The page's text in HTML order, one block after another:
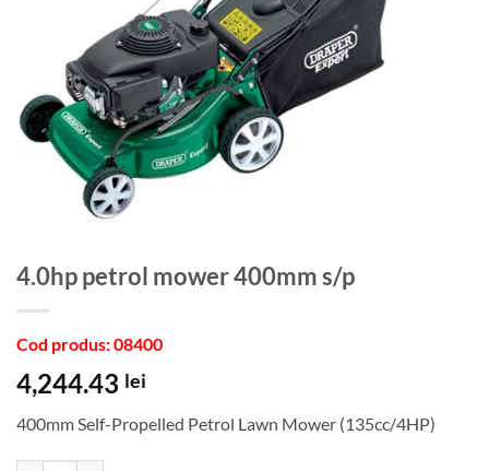
4.0hp petrol mower 400mm s/p
Cod produs: 08400
4,244.43 lei
400mm Self-Propelled Petrol Lawn Mower (135cc/4HP)